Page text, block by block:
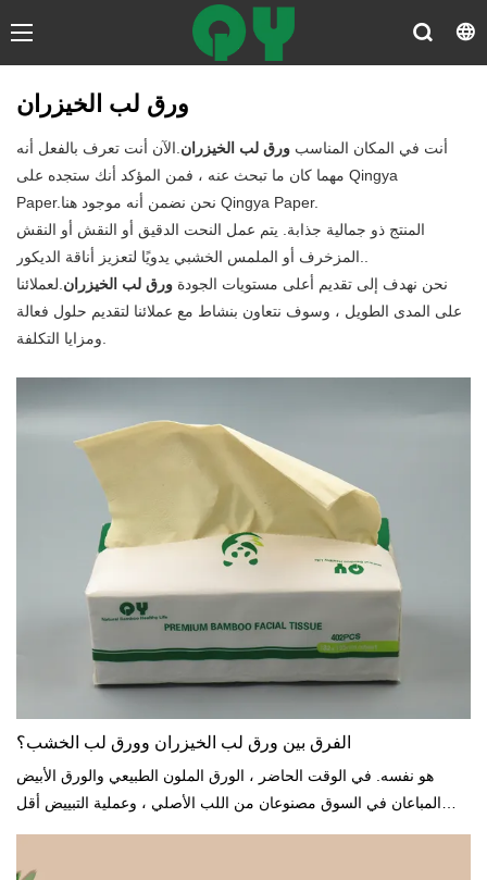
ورق لب الخيزران
أنت في المكان المناسب ورق لب الخيزران.الآن أنت تعرف بالفعل أنه
مهما كان ما تبحث عنه ، فمن المؤكد أنك ستجده على Qingya
Paper.نحن نضمن أنه موجود هنا Qingya Paper.
المنتج ذو جمالية جذابة. يتم عمل النحت الدقيق أو النقش أو النقش
المزخرف أو الملمس الخشبي يدويًا لتعزيز أناقة الديكور..
نحن نهدف إلى تقديم أعلى مستويات الجودة ورق لب الخيزران.لعملائنا
على المدى الطويل ، وسوف نتعاون بنشاط مع عملائنا لتقديم حلول فعالة
ومزايا التكلفة.
الفرق بين ورق لب الخيزران وورق لب الخشب؟
هو نفسه. في الوقت الحاضر ، الورق الملون الطبيعي والورق الأبيض
المباعان في السوق مصنوعان من اللب الأصلي ، وعملية التبييض أقل